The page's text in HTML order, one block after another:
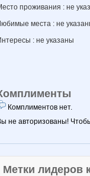
проживания : не
места : не
: не указаны
Комплиментов нет.
не авторизованы!
Метки